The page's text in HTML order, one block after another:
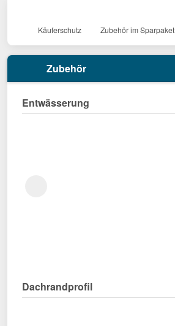
Käuferschutz Zubehör im Sparpaket
Zubehör
Entwässerung
Dachrandprofil